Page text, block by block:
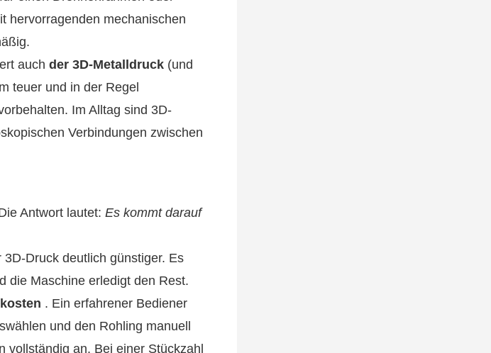
hervorragenden mechanischen
auch der 3D-Metalldruck(und
teuer und in der Regel
Im Alltag sind 3D-
Verbindungen zwischen
Antwort lautet: Es kommt darauf
Druck deutlich günstiger. Es
die Maschine erledigt den Rest.
. Ein erfahrener Bediener
und den Rohling manuell
vollständig an. Bei einer Stückzahl